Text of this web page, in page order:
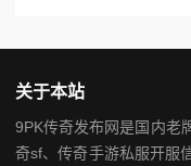
关于本站
9PK传奇发布网是国内老
奇sf、传奇手游私服开服